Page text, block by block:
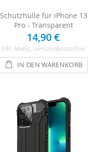
Schutzhülle für iPhone 13
Pro - Transparent
14,90 €
Inkl. MwSt. , versandkostenfrei
IN DEN WARENKORB